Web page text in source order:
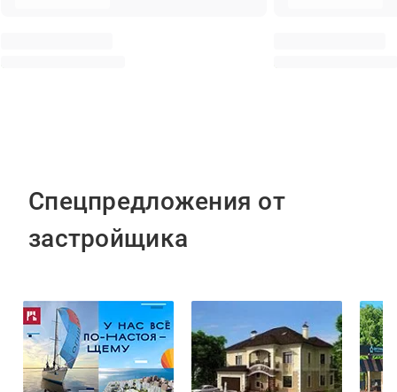
Спецпредложения от
застройщика